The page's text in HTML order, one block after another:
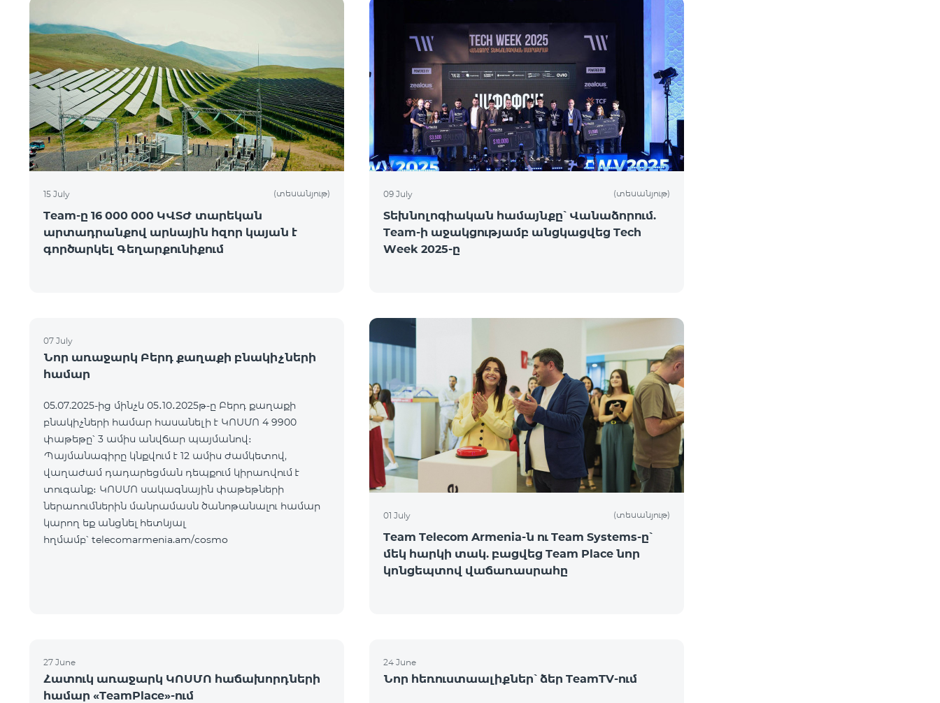
15 July (տեսանյութ)
Team-ը 16 000 000 ԿՎՏԺ տարեկան
արտադրանքով արևային հզոր կայան է
գործարկել Գեղարքունիքում
09 July (տեսանյութ)
Տեխնոլոգիական համայնքը՝ Վանաձորում.
Team-ի աջակցությամբ անցկացվեց Tech
Week 2025-ը
07 July
Նոր առաջարկ Բերդ քաղաքի բնակիչների
համար
05.07.2025-ից մինչև 05․10․2025թ-ը Բերդ քաղաքի
բնակիչների համար հասանելի է ԿՈՍՄՈ 4 9900
փաթեթը՝ 3 ամիս անվճար պայմանով։
Պայմանագիրը կնքվում է 12 ամիս ժամկետով,
վաղաժամ դադարեցման դեպքում կիրառվում է
տուգանք։ ԿՈՍՄՈ սակագնային փաթեթների
ներառումներին մանրամասն ծանոթանալու համար
կարող եք անցնել հետևյալ
հղմամբ՝ telecomarmenia.am/cosmo
01 July (տեսանյութ)
Team Telecom Armenia-ն ու Team Systems-ը՝
մեկ հարկի տակ. բացվեց Team Place նոր
կոնցեպտով վաճառասրահը
27 June
Հատուկ առաջարկ ԿՈՍՄՈ հաճախորդների
համար «TeamPlace»-ում
24 June
Նոր հեռուստաալիքներ՝ ձեր TeamTV-ում